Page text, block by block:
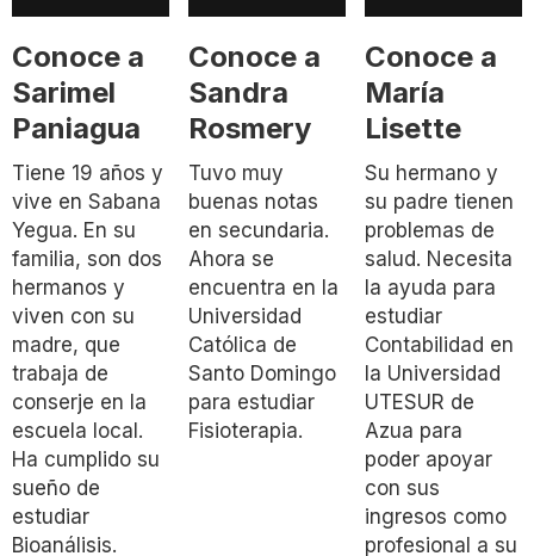
Conoce a
Sarimel
Paniagua
Tiene 19 años y
vive en Sabana
Yegua. En su
familia, son dos
hermanos y
viven con su
madre, que
trabaja de
conserje en la
escuela local.
Ha cumplido su
sueño de
estudiar
Bioanálisis.
Conoce a
Sandra
Rosmery
Tuvo muy
buenas notas
en secundaria.
Ahora se
encuentra en la
Universidad
Católica de
Santo Domingo
para estudiar
Fisioterapia.
Conoce a
María
Lisette
Su hermano y
su padre tienen
problemas de
salud. Necesita
la ayuda para
estudiar
Contabilidad en
la Universidad
UTESUR de
Azua para
poder apoyar
con sus
ingresos como
profesional a su